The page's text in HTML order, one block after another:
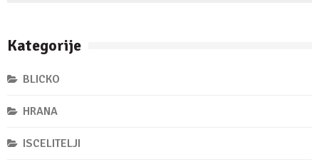
Kategorije
BLICKO
HRANA
ISCELITELJI